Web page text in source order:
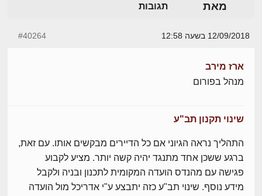
מאת תגובות
12/09/2018 בשעה 12:58 #40264
ארז מירב
מנהל בפורום
שינוי תקנון תב"ע
התהליך נראה הגיוני אם כל הדיירים מבקשים אותו. עם זאת,
ברגע ששכן אחד מתנגד יהיה קשה יותר. מציע לקבוע
פגישה עם מהנדס הועדה המקומית לתכנון ובניה ולקבל
מידע נוסף. שינוי תב"ע כזה יתבצע ע"י אדריכל מול הועדה